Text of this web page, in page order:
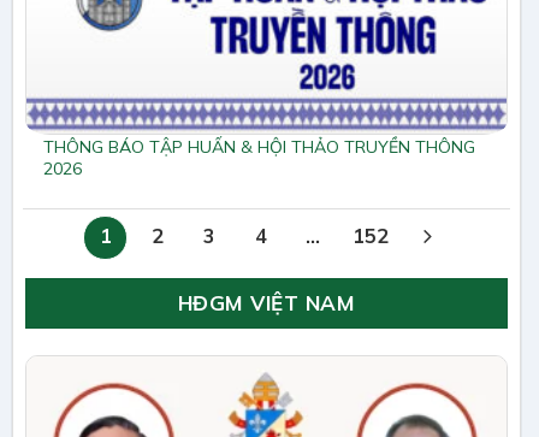
THÔNG BÁO TẬP HUẤN & HỘI THẢO TRUYỀN THÔNG
2026
1 2 3 4 … 152
HĐGM VIỆT NAM